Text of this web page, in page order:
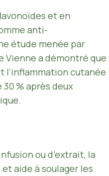
et en
anti-
étude menée par
Vienne a démontré que
l’inflammation cutanée
% après deux
ou d’extrait, la
aide à soulager les